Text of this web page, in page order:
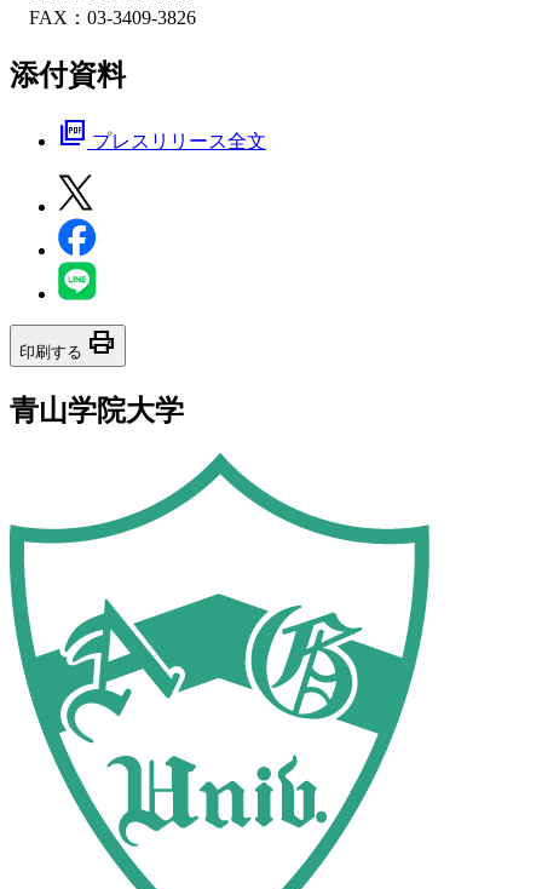
FAX：03-3409-3826
添付資料
picture_as_pdf プレスリリース全文
印刷する print
青山学院大学